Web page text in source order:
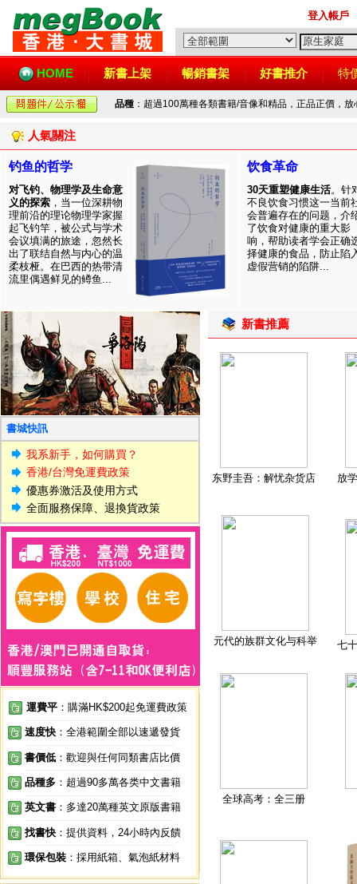
登入帳戶
HOME 新書上架 暢銷書架 好書推介 特
品種 ：超過100萬種各類書籍/音像和精品，正品正價，
人氣關注
钓鱼的哲学
对飞钓、物理学及生命意
义的探索 ，当一位深耕物
理前沿的理论物理学家握
起飞钓竿，被公式与学术
会议填满的旅途，忽然长
出了联结自然与内心的温
柔枝桠。在巴西的热带清
流里偶遇鲜见的鳟鱼...
饮食革命
30天重塑健康生活。针
不良饮食习惯这一当前
会普遍存在的问题，介
了饮食对健康的重大影
响，帮助读者学会正确
择健康的食品，防止陷
虚假营销的陷阱...
書城快訊
我系新手，如何購買？
香港/台灣免運費政策
優惠券激活及使用方式
全面服務保障、退換貨政策
運費平 ：購滿HK$200起免運費政策
速度快 ：全港範圍全部以速遞發貨
書價低 ：歡迎與任何同類書店比價
品種多 ：超過90多萬各类中文書籍
英文書 ：多達20萬種英文原版書籍
找書快 ：提供資料，24小時內反饋
環保包裝 ：採用紙箱、氣泡紙材料
新書推薦
东野圭吾：解忧杂货店 放
元代的族群文化与科举 七
全球高考：全三册